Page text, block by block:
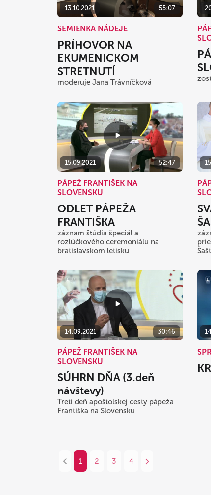
13.10.2021 55:07
SEMIENKA NÁDEJE
PRÍHOVOR NA
EKUMENICKOM
STRETNUTÍ
moderuje Jana Trávníčková
15.09.2021 52:47
PÁPEŽ FRANTIŠEK NA
SLOVENSKU
ODLET PÁPEŽA
FRANTIŠKA
záznam štúdia špeciál a
rozlúčkového ceremoniálu na
bratislavskom letisku
14.09.2021 30:46
PÁPEŽ FRANTIŠEK NA
SLOVENSKU
SÚHRN DŇA (3.deň
návštevy)
Tretí deň apoštolskej cesty pápeža
Františka na Slovensku
1 2 3 4